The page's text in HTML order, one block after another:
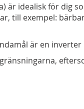
är idealisk för dig
till exempel:
är en